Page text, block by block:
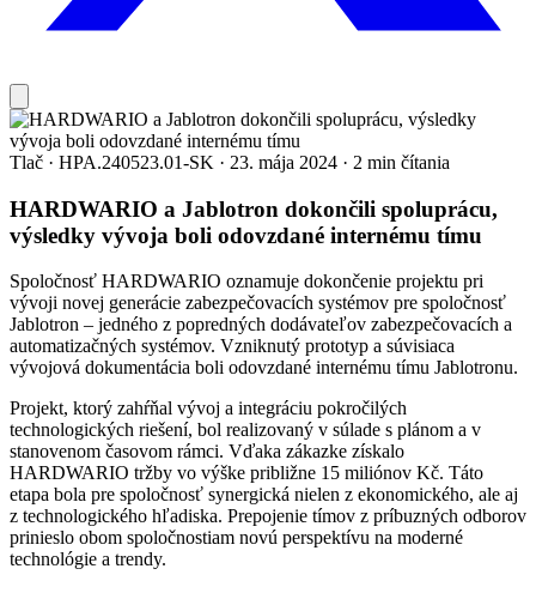
Tlač · HPA.240523.01-SK · 23. mája 2024 · 2 min čítania
HARDWARIO a Jablotron dokončili spoluprácu,
výsledky vývoja boli odovzdané internému tímu
Spoločnosť HARDWARIO oznamuje dokončenie projektu pri
vývoji novej generácie zabezpečovacích systémov pre spoločnosť
Jablotron – jedného z popredných dodávateľov zabezpečovacích a
automatizačných systémov. Vzniknutý prototyp a súvisiaca
vývojová dokumentácia boli odovzdané internému tímu Jablotronu.
Projekt, ktorý zahŕňal vývoj a integráciu pokročilých
technologických riešení, bol realizovaný v súlade s plánom a v
stanovenom časovom rámci. Vďaka zákazke získalo
HARDWARIO tržby vo výške približne 15 miliónov Kč. Táto
etapa bola pre spoločnosť synergická nielen z ekonomického, ale aj
z technologického hľadiska. Prepojenie tímov z príbuzných odborov
prinieslo obom spoločnostiam novú perspektívu na moderné
technológie a trendy.